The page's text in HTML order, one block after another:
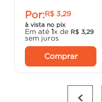
Por:R$ 3,29
à vista no pix
Em até 1x de R$ 3,29
sem juros
Comprar